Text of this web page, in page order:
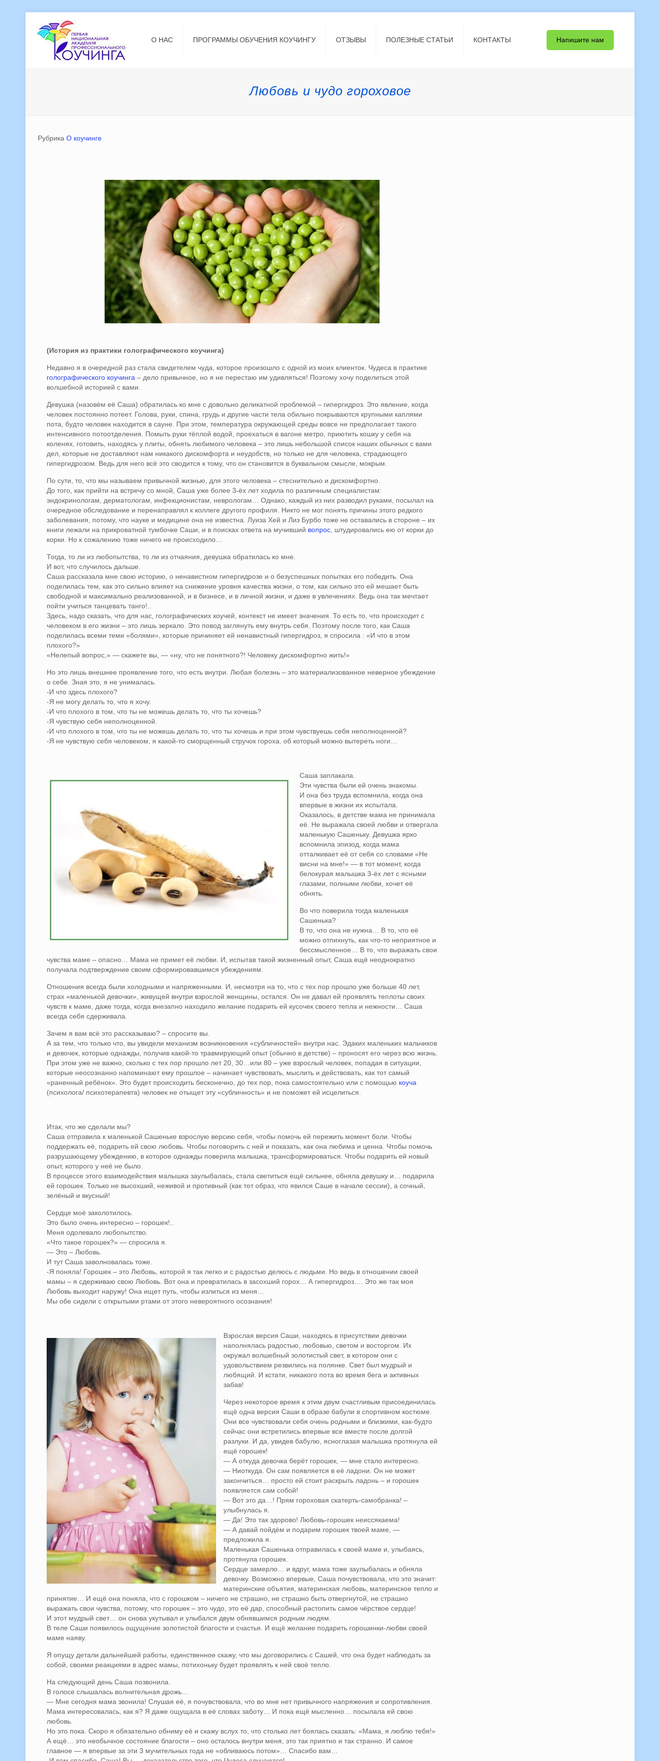
О НАС ПРОГРАММЫ ОБУЧЕНИЯ КОУЧИНГУ ОТЗЫВЫ ПОЛЕЗНЫЕ СТАТЬИ КОНТАКТЫ Напишите нам
Любовь и чудо гороховое
Рубрика О коучинге
(История из практики голографического коучинга)
Недавно я в очередной раз стала свидетелем чуда, которое произошло с одной из моих клиенток. Чудеса в практике
голографического коучинга – дело привычное, но я не перестаю им удивляться! Поэтому хочу поделиться этой
волшебной историей с вами.
Девушка (назовём её Саша) обратилась ко мне с довольно деликатной проблемой – гипергидроз. Это явление, когда
человек постоянно потеет. Голова, руки, спина, грудь и другие части тела обильно покрываются крупными каплями
пота, будто человек находится в сауне. При этом, температура окружающей среды вовсе не предполагает такого
интенсивного потоотделения. Помыть руки тёплой водой, проехаться в вагоне метро, приютить кошку у себя на
коленях, готовить, находясь у плиты, обнять любимого человека – это лишь небольшой список наших обычных с вами
дел, которые не доставляют нам никакого дискомфорта и неудобств, но только не для человека, страдающего
гипергидрозом. Ведь для него всё это сводится к тому, что он становится в буквальном смысле, мокрым.
По сути, то, что мы называем привычной жизнью, для этого человека – стеснительно и дискомфортно.
До того, как прийти на встречу со мной, Саша уже более 3-ёх лет ходила по различным специалистам:
эндокринологам, дерматологам, инфекционистам, неврологам… Однако, каждый из них разводил руками, посылал на
очередное обследование и перенаправлял к коллеге другого профиля. Никто не мог понять причины этого редкого
заболевания, потому, что науке и медицине она не известна. Луиза Хей и Лиз Бурбо тоже не оставались в стороне – их
книги лежали на прикроватной тумбочке Саши, и в поисках ответа на мучивший вопрос, штудировались ею от корки до
корки. Но к сожалению тоже ничего не происходило…
Тогда, то ли из любопытства, то ли из отчаяния, девушка обратилась ко мне.
И вот, что случилось дальше.
Саша рассказала мне свою историю, о ненавистном гипергидрозе и о безуспешных попытках его победить. Она
поделилась тем, как это сильно влияет на снижение уровня качества жизни, о том, как сильно это ей мешает быть
свободной и максимально реализованной, и в бизнесе, и в личной жизни, и даже в увлечениях. Ведь она так мечтает
пойти учиться танцевать танго!..
Здесь, надо сказать, что для нас, голографических коучей, контекст не имеет значения. То есть то, что происходит с
человеком в его жизни – это лишь зеркало. Это повод заглянуть ему внутрь себя. Поэтому после того, как Саша
поделилась всеми теми «болями», которые причиняет ей ненавистный гипергидроз, я спросила : «И что в этом
плохого?»
«Нелепый вопрос,» — скажете вы, — «ну, что не понятного?! Человеку дискомфортно жить!»
Но это лишь внешнее проявление того, что есть внутри. Любая болезнь – это материализованное неверное убеждение
о себе. Зная это, я не унималась.
-И что здесь плохого?
-Я не могу делать то, что я хочу.
-И что плохого в том, что ты не можешь делать то, что ты хочешь?
-Я чувствую себя неполноценной.
-И что плохого в том, что ты не можешь делать то, что ты хочешь и при этом чувствуешь себя неполноценной?
-Я не чувствую себя человеком, я какой-то сморщенный стручок гороха, об который можно вытереть ноги…
Саша заплакала.
Эти чувства были ей очень знакомы.
И она без труда вспомнила, когда она
впервые в жизни их испытала.
Оказалось, в детстве мама не принимала
её. Не выражала своей любви и отвергала
маленькую Сашеньку. Девушка ярко
вспомнила эпизод, когда мама
отталкивает её от себя со словами «Не
висни на мне!» — в тот момент, когда
белокурая малышка 3-ёх лет с ясными
глазами, полными любви, хочет её
обнять.
Во что поверила тогда маленькая
Сашенька?
В то, что она не нужна… В то, что её
можно отпихнуть, как что-то неприятное и
бессмысленное… В то, что выражать свои
чувства маме – опасно… Мама не примет её любви. И, испытав такой жизненный опыт, Саша ещё неоднократно
получала подтверждение своим сформировавшимся убеждениям.
Отношения всегда были холодными и напряженными. И, несмотря на то, что с тех пор прошло уже больше 40 лет,
страх «маленькой девочки», живущей внутри взрослой женщины, остался. Он не давал ей проявлять теплоты своих
чувств к маме, даже тогда, когда внезапно находило желание подарить ей кусочек своего тепла и нежности… Саша
всегда себя сдерживала.
Зачем я вам всё это рассказываю? – спросите вы.
А за тем, что только что, вы увидели механизм возникновения «субличностей» внутри нас. Эдаких маленьких мальчиков
и девочек, которые однажды, получив какой-то травмирующий опыт (обычно в детстве) – проносят его через всю жизнь.
При этом уже не важно, сколько с тех пор прошло лет 20, 30…или 80 – уже взрослый человек, попадая в ситуации,
которые неосознанно напоминают ему прошлое – начинает чувствовать, мыслить и действовать, как тот самый
«раненный ребёнок». Это будет происходить бесконечно, до тех пор, пока самостоятельно или с помощью коуча
(психолога/ психотерапевта) человек не отыщет эту «субличность» и не поможет ей исцелиться.
Итак, что же сделали мы?
Саша отправила к маленькой Сашеньке взрослую версию себя, чтобы помочь ей пережить момент боли. Чтобы
поддержать её, подарить ей свою любовь. Чтобы поговорить с ней и показать, как она любима и ценна. Чтобы помочь
разрушающему убеждению, в которое однажды поверила малышка, трансформироваться. Чтобы подарить ей новый
опыт, которого у неё не было.
В процессе этого взаимодействия малышка заулыбалась, стала светиться ещё сильнее, обняла девушку и… подарила
ей горошек. Только не высохший, неживой и противный (как тот образ, что явился Саше в начале сессии), а сочный,
зелёный и вкусный!
Сердце моё заколотилось.
Это было очень интересно – горошек!..
Меня одолевало любопытство.
«Что такое горошек?» — спросила я.
— Это – Любовь.
И тут Саша заволновалась тоже.
-Я поняла! Горошек – это Любовь, которой я так легко и с радостью делюсь с людьми. Но ведь в отношении своей
мамы – я сдерживаю свою Любовь. Вот она и превратилась в засохший горох… А гипергидроз…. Это же так моя
Любовь выходит наружу! Она ищет путь, чтобы излиться из меня…
Мы обе сидели с открытыми ртами от этого невероятного осознания!
Взрослая версия Саши, находясь в присутствии девочки
наполнялась радостью, любовью, светом и восторгом. Их
окружал волшебный золотистый свет, в котором они с
удовольствием резвились на полянке. Свет был мудрый и
любящий. И кстати, никакого пота во время бега и активных
забав!
Через некоторое время к этим двум счастливым присоединилась
ещё одна версия Саши в образе бабули в спортивном костюме.
Они все чувствовали себя очень родными и близкими, как-будто
сейчас они встретились впервые все вместе после долгой
разлуки. И да, увидев бабулю, ясноглазая малышка протянула ей
ещё горошек!
— А откуда девочка берёт горошек, — мне стало интересно.
— Ниоткуда. Он сам появляется в её ладони. Он не может
закончиться… просто ей стоит раскрыть ладонь – и горошек
появляется сам собой!
— Вот это да…! Прям гороховая скатерть-самобранка! –
улыбнулась я.
— Да! Это так здорово! Любовь-горошек неиссякаема!
— А давай пойдём и подарим горошек твоей маме, —
предложила я.
Маленькая Сашенька отправилась к своей маме и, улыбаясь,
протянула горошек.
Сердце замерло… и вдруг, мама тоже заулыбалась и обняла
девочку. Возможно впервые, Саша почувствовала, что это значит:
материнские объятия, материнская любовь, материнское тепло и
принятие… И ещё она поняла, что с горошком – ничего не страшно, не страшно быть отвергнутой, не страшно
выражать свои чувства, потому, что горошек – это чудо, это её дар, способный растопить самое чёрствое сердце!
И этот мудрый свет… он снова укутывал и улыбался двум обнявшимся родным людям.
В теле Саши появилось ощущение золотистой благости и счастья. И ещё желание подарить горошинки-любви своей
маме наяву.
Я опущу детали дальнейшей работы, единственное скажу, что мы договорились с Сашей, что она будет наблюдать за
собой, своими реакциями в адрес мамы, потихоньку будет проявлять к ней своё тепло.
На следующий день Саша позвонила.
В голосе слышалась волнительная дрожь…
— Мне сегодня мама звонила! Слушая её, я почувствовала, что во мне нет привычного напряжения и сопротивления.
Мама интересовалась, как я? Я даже ощущала в её словах заботу… И пока ещё мысленно… посылала ей свою
любовь.
Но это пока. Скоро я обязательно обниму её и скажу вслух то, что столько лет боялась сказать: «Мама, я люблю тебя!»
А ещё… это необычное состояние благости – оно осталось внутри меня, это так приятно и так странно. И самое
главное — я впервые за эти 3 мучительных года не «обливаюсь потом»… Спасибо вам…